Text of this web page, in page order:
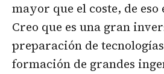
mayor que el coste, de eso
Creo que es una gran
preparación de
formación de grandes